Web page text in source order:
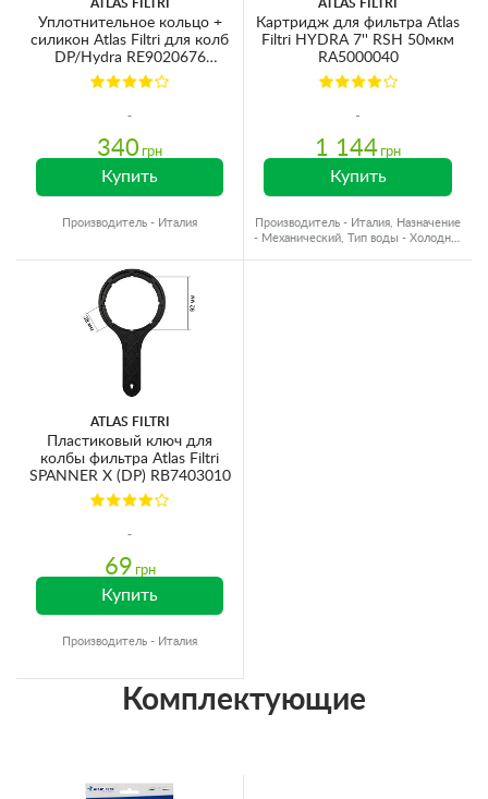
ATLAS FILTRI
Уплотнительное кольцо +
силикон Atlas Filtri для колб
DP/Hydra RE9020676
Ø84х3.5мм
340 грн
Купить
Производитель - Италия
ATLAS FILTRI
Картридж для фильтра Atlas
Filtri HYDRA 7'' RSH 50мкм
RA5000040
1 144 грн
Купить
Производитель - Италия, Назначение
- Механический, Тип воды - Холодная
ATLAS FILTRI
Пластиковый ключ для
колбы фильтра Atlas Filtri
SPANNER X (DP) RB7403010
69 грн
Купить
Производитель - Италия
Комплектующие